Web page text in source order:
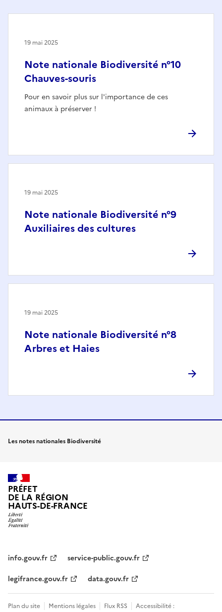
Note nationale Biodiversité n°10
Chauves-souris
Pour en savoir plus sur l'importance de ces
animaux à préserver !
19 mai 2025
Note nationale Biodiversité n°9
Auxiliaires des cultures
19 mai 2025
Note nationale Biodiversité n°8
Arbres et Haies
19 mai 2025
Les notes nationales Biodiversité
PRÉFET
DE LA RÉGION
HAUTS-DE-FRANCE
info.gouv.fr
service-public.gouv.fr
legifrance.gouv.fr
data.gouv.fr
Plan du site Mentions légales Flux RSS Accessibilité :